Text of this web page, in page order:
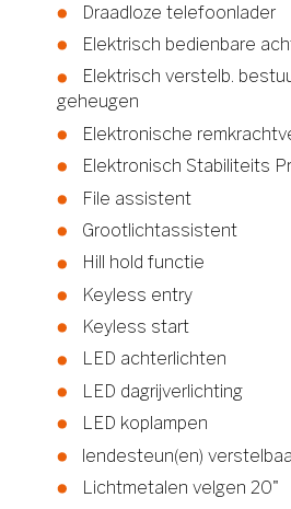
Draadloze telefoonlader
Elektrisch bedienbare
Elektrisch verstelb.
geheugen
Elektronische
Elektronisch Stabiliteits
File assistent
Grootlichtassistent
Hill hold functie
Keyless entry
Keyless start
LED achterlichten
LED dagrijverlichting
LED koplampen
lendesteun(en)
Lichtmetalen velgen 20"